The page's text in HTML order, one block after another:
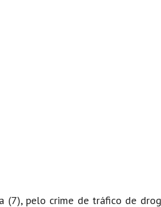
pelo crime de tráfico de